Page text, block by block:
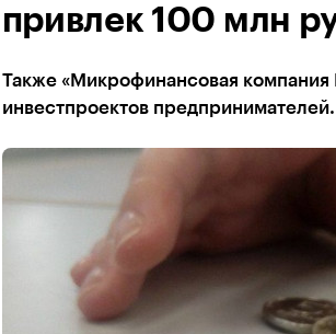
привлек 100 млн
Также «Микрофинансовая
инвестпроектов предпринимателей.